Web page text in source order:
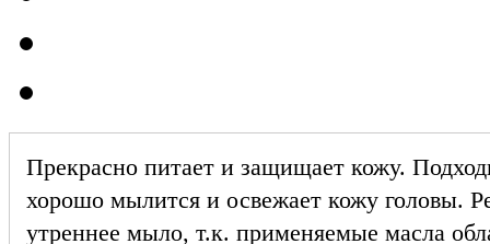
Прекрасно питает и защищает кожу.
хорошо мылится и освежает кожу головы.
утреннее мыло, т.к. применяемые масла